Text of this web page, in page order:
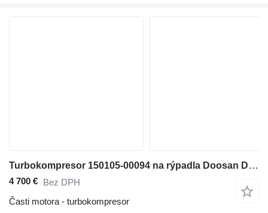
Turbokompresor 150105-00094 na rýpadla Doosan Develon DX300, DX300LC-3, DX340, DX340LC-3, DX350, DX350LC-3, DX380, DX380LC-3
4 700 € Bez DPH
Časti motora - turbokompresor